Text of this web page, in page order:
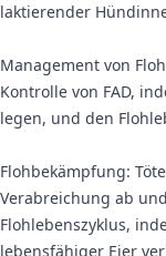
laktierender
Management von
Kontrolle von FAD,
legen, und den
Flohbekämpfung:
Verabreichung ab
Flohlebenszyklus,
lebensfähiger Eier